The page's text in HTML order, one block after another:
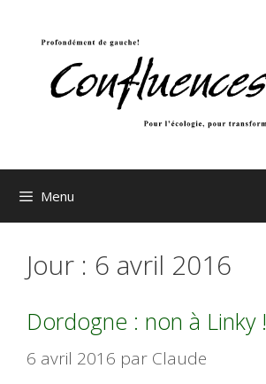
Menu
Jour : 6 avril 2016
Dordogne : non à Linky !
6 avril 2016 par Claude